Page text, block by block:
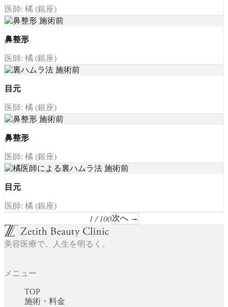
医師: 橘 (銀座)
鼻整形
医師: 橘 (銀座)
目元
医師: 橘 (銀座)
鼻整形
医師: 橘 (銀座)
目元
医師: 橘 (銀座)
1 / 100次へ →
美容医療で、人生を明るく。
メニュー
TOP
施術・料金